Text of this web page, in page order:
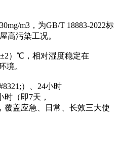
m3，为GB/T 18883-2022标
高污染工况。
）℃，相对湿度稳定在
境。
）、24小时
时（即7天，
覆盖应急、日常、长效三大使